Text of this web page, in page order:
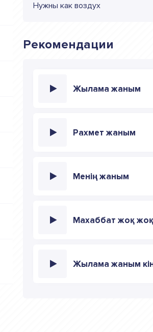
Нужны как воздух
Рекомендации
Жылама жаным
Рахмет жаным
Менің жаным